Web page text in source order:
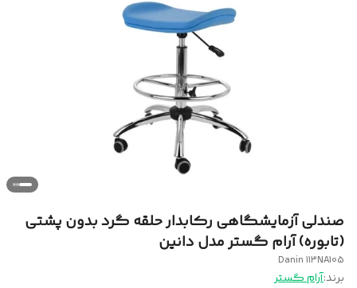
صندلی آزمایشگاهی رکابدار حلقه گرد بدون پشتی
(تابوره) آرام گستر مدل دانین
Danin 113NA105
برند:آرام گستر